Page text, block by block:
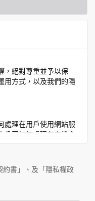
，絕對尊重並予以保
用方式，以及我們的隱
處理在用戶使用網站服
公司如何處理在商業合
資料。隱私權保護政策
告廠商連結，這些置
。對於您主動提供的個
個別的隱私權保護政
約書」、及「隱私權政